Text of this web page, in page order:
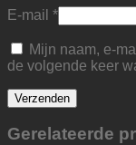
E-mail *
Mijn naam, e-
de volgende keer
Gerelateerde